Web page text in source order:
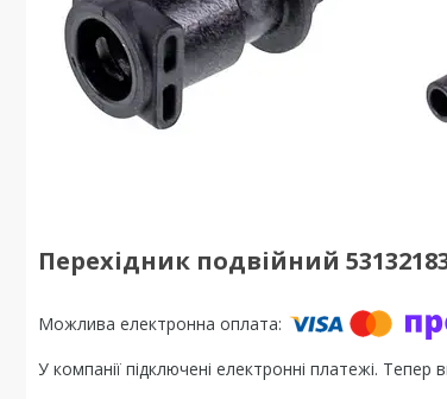
Перехідник подвійний
У компанії підключені електронні платежі.